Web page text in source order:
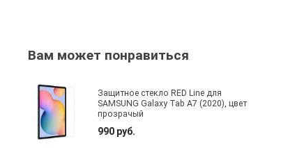
Вам может понравиться
Защитное стекло RED Line для
SAMSUNG Galaxy Tab A7 (2020), цвет
прозрачый
990 руб.